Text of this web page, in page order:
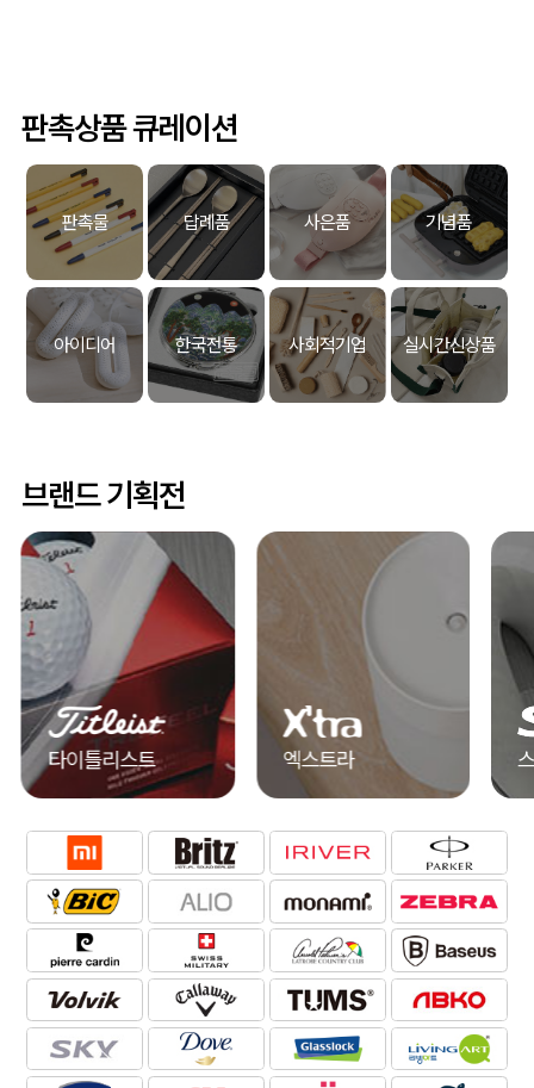
판촉상품 큐레이션
판촉물 답례품 사은품 기념품
아이디어 한국전통 사회적기업 실시간신상품
브랜드 기획전
타이틀리스트 엑스트라